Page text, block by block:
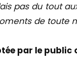
pas du tout
de toute
par le public